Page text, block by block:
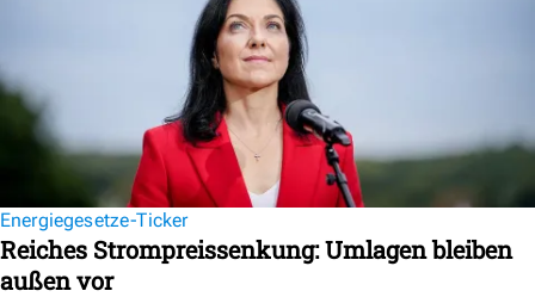
Energiegesetze-Ticker
Reiches Strompreissenkung: Umlagen bleiben
außen vor